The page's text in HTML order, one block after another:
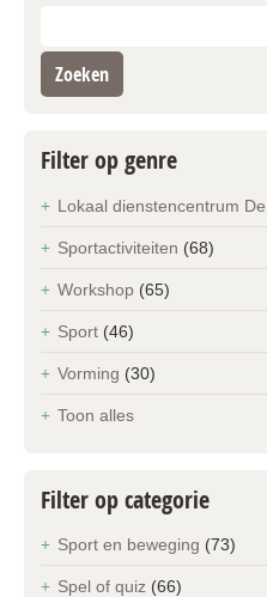
Filter op genre
Lokaal dienstencentrum
Sportactiviteiten (68)
Workshop (65)
Sport (46)
Vorming (30)
Toon alles
Filter op categorie
Sport en beweging (73)
Spel of quiz (66)